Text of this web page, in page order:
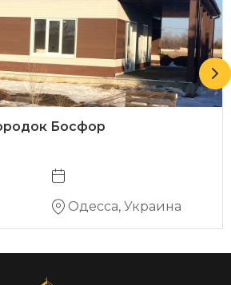
Босфор
Одесса, Украина